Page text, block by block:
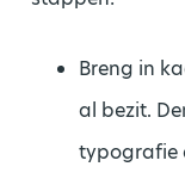
Breng in
al bezit.
typografie